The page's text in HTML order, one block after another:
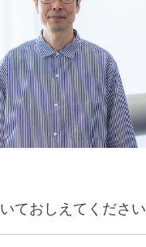
ておしえてください